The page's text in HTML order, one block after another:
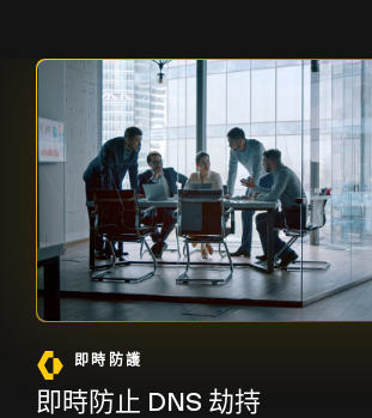
即時防護
即時防止 DNS 劫持